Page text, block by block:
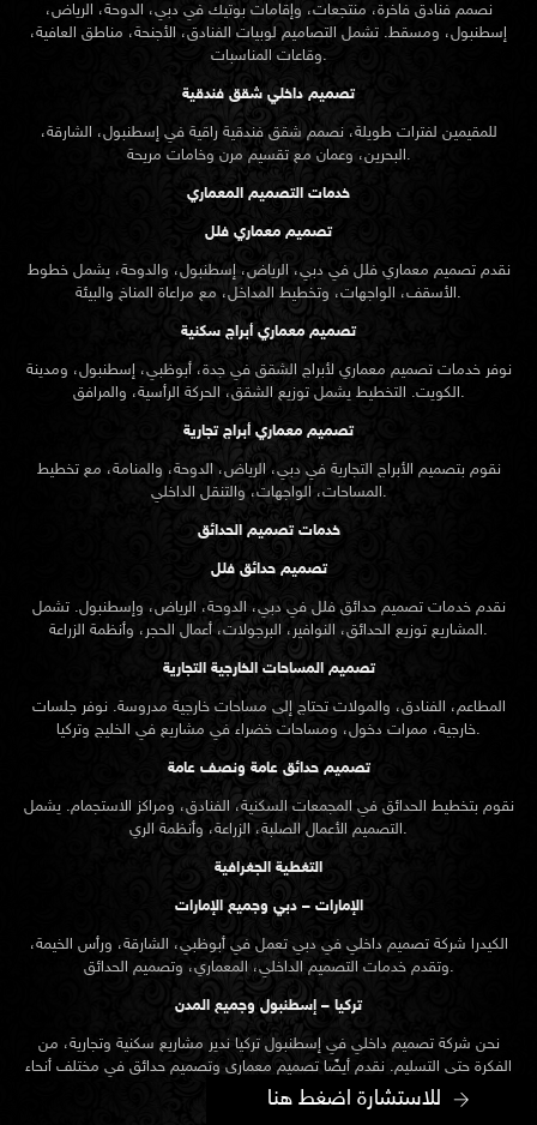
للاستشارة اضغط هنا
نصمم فنادق فاخرة، منتجعات، وإقامات بوتيك في دبي، الدوحة، الرياض،
إسطنبول، ومسقط. تشمل التصاميم لوبيات الفنادق، الأجنحة، مناطق العافية،
وقاعات المناسبات.
تصميم داخلي شقق فندقية
للمقيمين لفترات طويلة، نصمم شقق فندقية راقية في إسطنبول، الشارقة،
البحرين، وعمان مع تقسيم مرن وخامات مريحة.
خدمات التصميم المعماري
تصميم معماري فلل
نقدمتصميم معماري فلل في دبي، الرياض، إسطنبول، والدوحة، يشمل خطوط
الأسقف، الواجهات، وتخطيط المداخل، مع مراعاة المناخ والبيئة.
تصميم معماري أبراج سكنية
نوفر خدمات تصميم معماري لأبراج الشقق في جدة، أبوظبي، إسطنبول، ومدينة
الكويت. التخطيط يشمل توزيع الشقق، الحركة الرأسية، والمرافق.
تصميم معماري أبراج تجارية
نقوم بتصميم الأبراج التجارية في دبي، الرياض، الدوحة، والمنامة، مع تخطيط
المساحات، الواجهات، والتنقل الداخلي.
خدمات تصميم الحدائق
تصميم حدائق فلل
نقدم خدماتتصميم حدائق فلل في دبي، الدوحة، الرياض، وإسطنبول. تشمل
المشاريع توزيع الحدائق، النوافير، البرجولات، أعمال الحجر، وأنظمة الزراعة.
تصميم المساحات الخارجية التجارية
المطاعم، الفنادق، والمولات تحتاج إلى مساحات خارجية مدروسة. نوفر جلسات
خارجية، ممرات دخول، ومساحات خضراء في مشاريع في الخليج وتركيا.
تصميم حدائق عامة ونصف عامة
نقوم بتخطيط الحدائق في المجمعات السكنية، الفنادق، ومراكز الاستجمام. يشمل
التصميم الأعمال الصلبة، الزراعة، وأنظمة الري.
التغطية الجغرافية
الإمارات – دبي وجميع الإمارات
الكيدرا شركة تصميم داخلي في دبي تعمل في أبوظبي، الشارقة، ورأس الخيمة،
وتقدم خدمات التصميم الداخلي، المعماري، وتصميم الحدائق.
تركيا – إسطنبول وجميع المدن
نحن شركة تصميم داخلي في إسطنبول تركيا ندير مشاريع سكنية وتجارية، من
الفكرة حتى التسليم. نقدم أيضًا تصميم معماري وتصميم حدائق في مختلف أنحاء